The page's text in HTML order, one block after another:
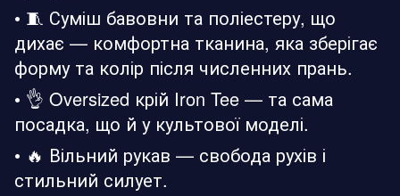
• 🧵 Суміш бавовни та поліестеру, що
дихає — комфортна тканина, яка зберігає
форму та колір після численних прань.
• 👌 Oversized крій Iron Tee — та сама
посадка, що й у культової моделі.
• 🔥 Вільний рукав — свобода рухів і
стильний силует.